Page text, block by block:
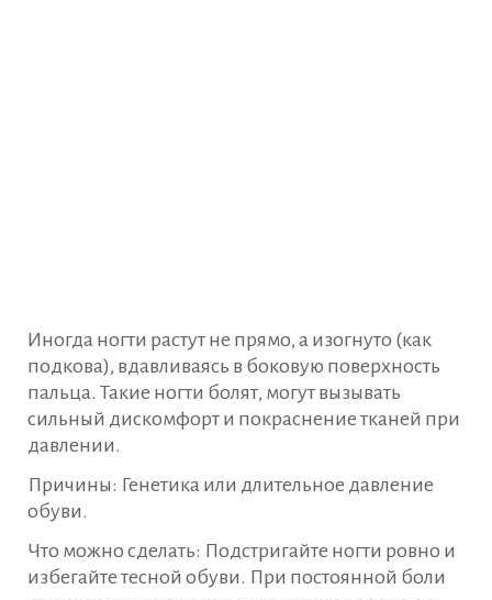
Иногда ногти растут не прямо, а изогнуто (как
подкова), вдавливаясь в боковую поверхность
пальца. Такие ногти болят, могут вызывать
сильный дискомфорт и покраснение тканей при
давлении.
Причины: Генетика или длительное давление
обуви.
Что можно сделать: Подстригайте ногти ровно и
избегайте тесной обуви. При постоянной боли